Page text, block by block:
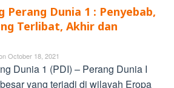
Perang Dunia 1 : Penyebab,
Terlibat, Akhir dan
October 18, 2021
Dunia 1 (PDI) – Perang Dunia I
yang terjadi di wilayah Eropa